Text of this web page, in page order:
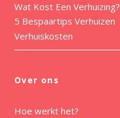
Wat Kost Een Verhuizing?
5 Bespaartips Verhuizen
Verhuiskosten
Over ons
Hoe werkt het?